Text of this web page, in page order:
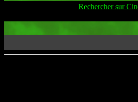
Rechercher sur